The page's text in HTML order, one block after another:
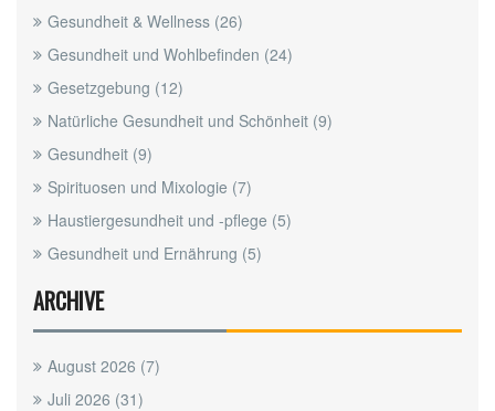
Gesundheit & Wellness (26)
Gesundheit und Wohlbefinden (24)
Gesetzgebung (12)
Natürliche Gesundheit und Schönheit (9)
Gesundheit (9)
Spirituosen und Mixologie (7)
Haustiergesundheit und -pflege (5)
Gesundheit und Ernährung (5)
ARCHIVE
August 2026 (7)
Juli 2026 (31)